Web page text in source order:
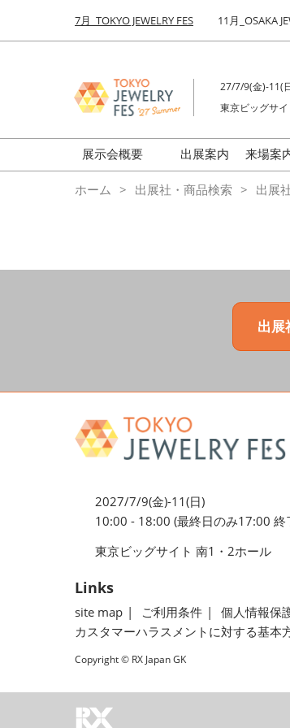
キ
し
て
む
to
7月_TOKYO JEWELRY FES 11月_OSAKA
27/7/9(金)-11(
東京ビッグサ
展示会概要
前回来場者数
ミネラル&ストーンFES
出展案内
来場案
会
ホーム 出展社・商品検索 出展
出
2027/7/9(金)-11(日)
10:00 - 18:00 (最終日のみ17:00 終
東京ビッグサイト 南1・2ホール
Links
site map ご利用条件 個人情報保
カスタマーハラスメントに対する基本
Copyright © RX Japan GK